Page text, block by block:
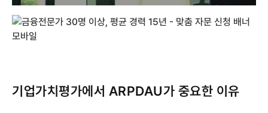
기업가치평가에서 ARPDAU가 중요한 이유